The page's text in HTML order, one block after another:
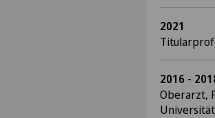
2021
2016 -
Oberarzt,